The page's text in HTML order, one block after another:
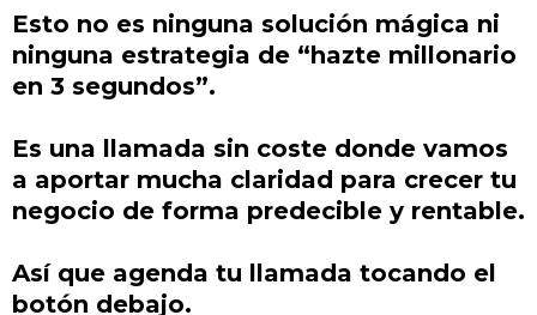
Esto no es ninguna solución mágica ni
ninguna estrategia de “hazte millonario
en 3 segundos”.
Es una llamada sin coste donde vamos
a aportar mucha claridad para crecer tu
negocio de forma predecible y rentable.
Así que agenda tu llamada tocando el
botón debajo.